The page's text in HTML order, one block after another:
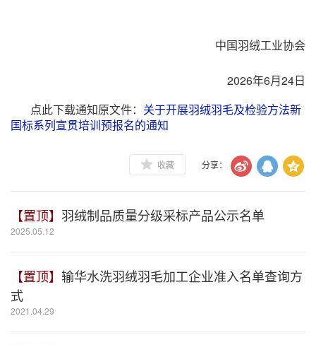
中国羽绒工业协会
2026年6月24日
点此下载通知原文件： 关于开展羽绒羽毛及检验方法新
国标系列宣贯培训预报名的通知
收藏 分享：
【置顶】 羽绒制品质量分级采标产品公示名单
2025.05.12
【置顶】 输华水洗羽绒羽毛加工企业准入名单查询方
式
2021.04.29